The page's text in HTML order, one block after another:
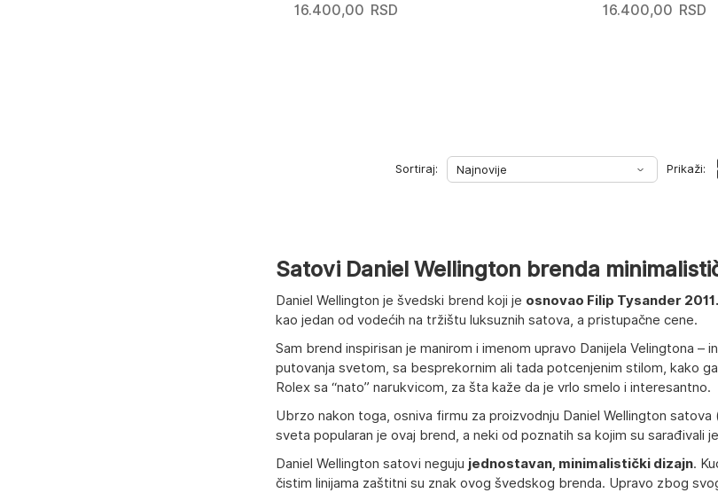
16.400,00 RSD 16.400,00 RSD
Sortiraj: Prikaži:
Satovi Daniel Wellington brenda
Daniel Wellington je švedski brend koji je osnovao Filip Tysander
kao jedan od vodećih na tržištu luksuznih satova, a pristupačne cene.
Sam brend inspirisan je manirom i imenom upravo Danijela Velingtona
putovanja svetom, sa besprekornim ali tada potcenjenim stilom, kako
Rolex sa “nato” narukvicom, za šta kaže da je vrlo smelo i interesantno.
Ubrzo nakon toga, osniva firmu za proizvodnju Daniel Wellington
sveta popularan je ovaj brend, a neki od poznatih sa kojim su sarađivali
Daniel Wellington satovi neguju jednostavan, minimalistički dizajn.
čistim linijama zaštitni su znak ovog švedskog brenda. Upravo zbog